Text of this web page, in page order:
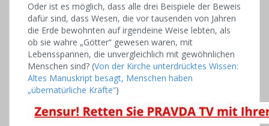
Oder ist es möglich, dass alle drei Beispiele der Beweis
dafür sind, dass Wesen, die vor tausenden von Jahren
die Erde bewohnten auf irgendeine Weise lebten, als
ob sie wahre „Götter“ gewesen waren, mit
Lebensspannen, die unvergleichlich mit gewöhnlichen
Menschen sind? (Von der Kirche unterdrücktes Wissen:
Altes Manuskript besagt, Menschen haben
„übernatürliche Kräfte“)